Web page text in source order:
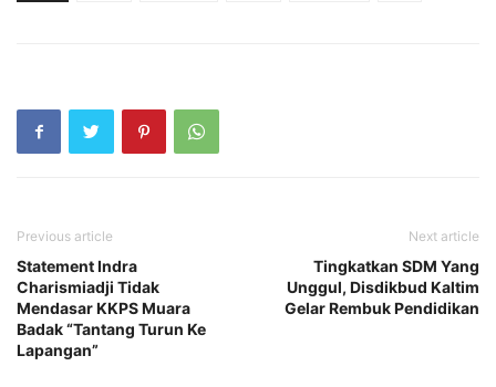
Previous article
Statement Indra
Charismiadji Tidak
Mendasar KKPS Muara
Badak “Tantang Turun Ke
Lapangan”
Next article
Tingkatkan SDM Yang
Unggul, Disdikbud Kaltim
Gelar Rembuk Pendidikan